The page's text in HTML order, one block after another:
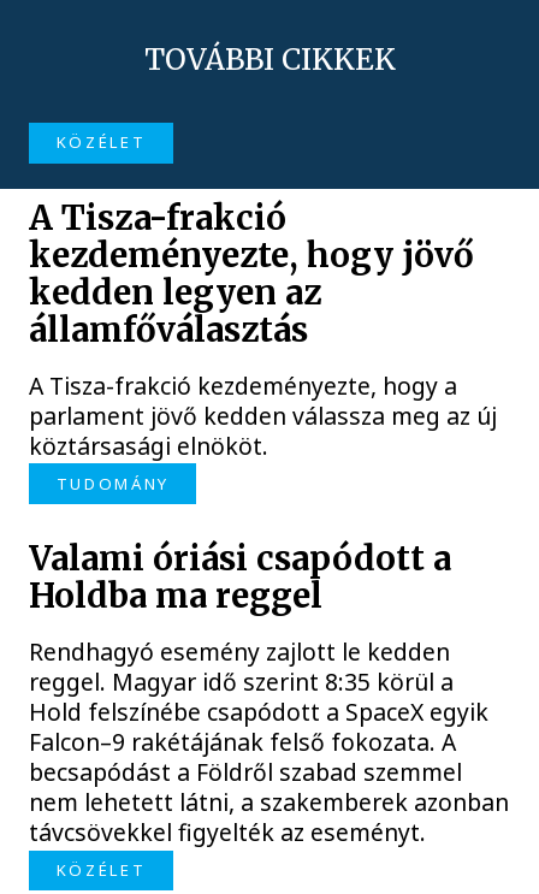
TOVÁBBI CIKKEK
KÖZÉLET
A Tisza-frakció
kezdeményezte, hogy jövő
kedden legyen az
államfőválasztás
A Tisza-frakció kezdeményezte, hogy a
parlament jövő kedden válassza meg az új
köztársasági elnököt.
TUDOMÁNY
Valami óriási csapódott a
Holdba ma reggel
Rendhagyó esemény zajlott le kedden
reggel. Magyar idő szerint 8:35 körül a
Hold felszínébe csapódott a SpaceX egyik
Falcon–9 rakétájának felső fokozata. A
becsapódást a Földről szabad szemmel
nem lehetett látni, a szakemberek azonban
távcsövekkel figyelték az eseményt.
KÖZÉLET